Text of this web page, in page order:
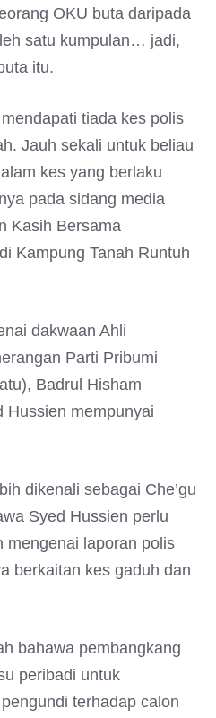
OKU buta daripada
satu kumpulan… jadi,
itu.
tiada kes polis
Jauh sekali untuk beliau
kes yang berlaku
pada sidang media
Kasih Bersama
Kampung Tanah Runtuh
dakwaan Ahli
Parti Pribumi
Badrul Hisham
Hussien mempunyai
dikenali sebagai Che’gu
Syed Hussien perlu
mengenai laporan polis
berkaitan kes gaduh dan
bahawa pembangkang
peribadi untuk
terhadap calon